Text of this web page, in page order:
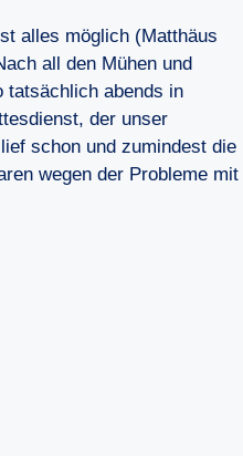
alles möglich (Matthäus
all den Mühen und
tatsächlich abends in
der unser
schon und zumindest die
wegen der Probleme mit